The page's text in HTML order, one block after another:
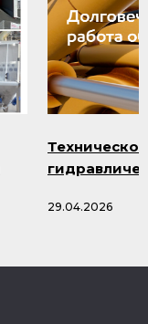
29.04.2026